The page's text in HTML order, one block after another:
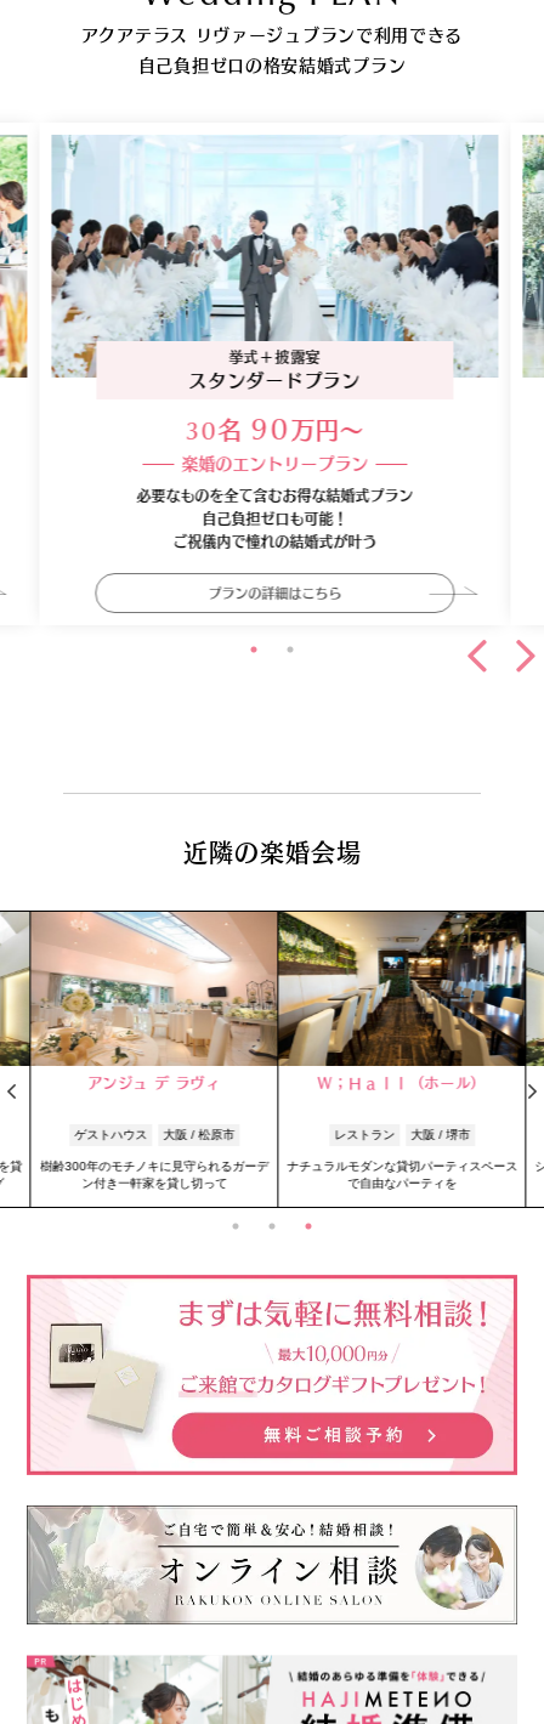
アクアテラス リヴァージュブランで利用できる
自己負担ゼロの格安結婚式プラン
挙式＋披露宴
スタンダードプラン
30名 90万円〜
楽婚のエントリープラン
必要なものを全て含むお得な結婚式プラン
自己負担ゼロも可能！
ご祝儀内で憧れの結婚式が叶う
プランの詳細はこちら
近隣の楽婚会場
貸
アンジュ デ ラヴィ
ゲストハウス 大阪 / 松原市
樹齢300年のモチノキに見守られるガーデ
ン付き一軒家を貸し切って
Ｗ；Ｈａｌｌ（ホール）
レストラン 大阪 / 堺市
ナチュラルモダンな貸切パーティスペース
で自由なパーティを